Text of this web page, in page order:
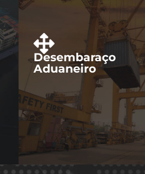
Desembaraço
Aduaneiro